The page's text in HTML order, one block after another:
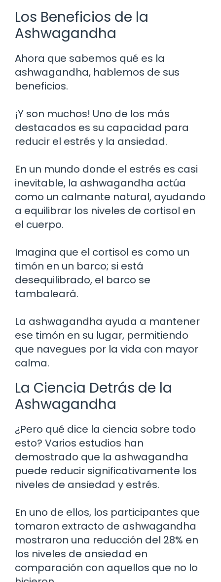
Los Beneficios de la
Ashwagandha
Ahora que sabemos qué es la
ashwagandha, hablemos de sus
beneficios.
¡Y son muchos! Uno de los más
destacados es su capacidad para
reducir el estrés y la ansiedad.
En un mundo donde el estrés es casi
inevitable, la ashwagandha actúa
como un calmante natural, ayudando
a equilibrar los niveles de cortisol en
el cuerpo.
Imagina que el cortisol es como un
timón en un barco; si está
desequilibrado, el barco se
tambaleará.
La ashwagandha ayuda a mantener
ese timón en su lugar, permitiendo
que navegues por la vida con mayor
calma.
La Ciencia Detrás de la
Ashwagandha
¿Pero qué dice la ciencia sobre todo
esto? Varios estudios han
demostrado que la ashwagandha
puede reducir significativamente los
niveles de ansiedad y estrés.
En uno de ellos, los participantes que
tomaron extracto de ashwagandha
mostraron una reducción del 28% en
los niveles de ansiedad en
comparación con aquellos que no lo